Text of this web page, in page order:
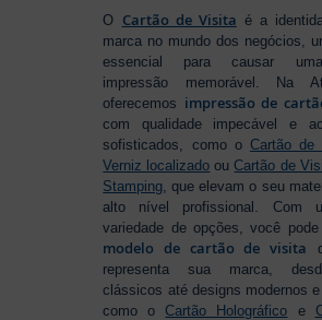
O Cartão de Visita é a
marca no mundo dos negócios,
essencial para causar
impressão memorável. Na
oferecemos impressão de
com qualidade impecável e
sofisticados, como o Cartão de
Verniz localizado ouCartão de
Stamping , que elevam o seu
alto nível profissional. Com
variedade de opções, você
modelo de cartão de visita
representa sua marca,
clássicos até designs modernos
como oCartão Holográfico e